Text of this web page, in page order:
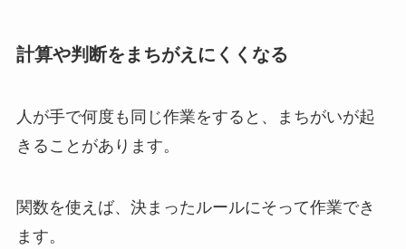
計算や判断をまちがえにくくなる
人が手で何度も同じ作業をすると、まちがいが起
きることがあります。
関数を使えば、決まったルールにそって作業でき
ます。